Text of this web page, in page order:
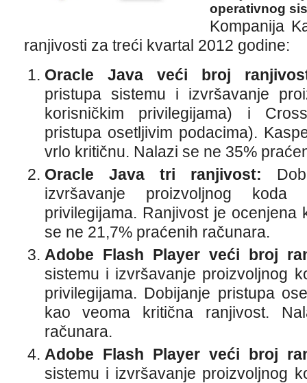
operativnog
Kompanija
ranjivosti za treći kvartal 2012 godine:
Oracle Java veći broj
pristupa sistemu i izvršavanje
korisničkim privilegijama) i
pristupa osetljivim podacima).
vrlo kritičnu. Nalazi se ne 35%
Oracle Java tri ranjivost:
izvršavanje proizvoljnog
privilegijama. Ranjivost je ocenjena
se ne 21,7% praćenih računara.
Adobe Flash Player veći broj
sistemu i izvršavanje proizvoljnog
privilegijama. Dobijanje pristupa
kao veoma kritična ranjivost.
računara.
Adobe Flash Player veći broj
sistemu i izvršavanje proizvoljnog